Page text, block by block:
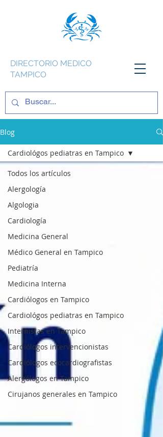
DIRECTORIO MEDICO
TAMPICO
Blog
Todos los artículos
Alergología
Algologia
Cardiología
Medicina General
Médico General en Tampico
Pediatría
Medicina Interna
Cardiólogos en Tampico
Cardiológos pediatras en Tampico
Internistas en Tampico
Cardiólogos intervencionistas
Cardiólogos ecocardiografistas
Alergólogos en Tampico
Cirujanos generales en Tampico
Cardiológos pediatras en Tampico